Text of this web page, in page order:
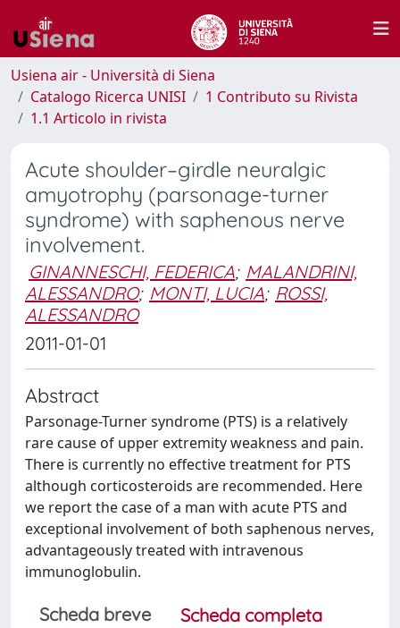
Usiena air - Università di Siena
Catalogo Ricerca UNISI
1 Contributo su Rivista
1.1 Articolo in rivista
Acute shoulder–girdle neuralgic
amyotrophy (parsonage-turner
syndrome) with saphenous nerve
involvement.
GINANNESCHI, FEDERICA; MALANDRINI,
ALESSANDRO; MONTI, LUCIA; ROSSI,
ALESSANDRO
2011-01-01
Abstract
Parsonage-Turner syndrome (PTS) is a relatively
rare cause of upper extremity weakness and pain.
There is currently no effective treatment for PTS
although corticosteroids are recommended. Here
we report the case of a man with acute PTS and
exceptional involvement of both saphenous nerves,
advantageously treated with intravenous
immunoglobulin.
Scheda breve
Scheda completa